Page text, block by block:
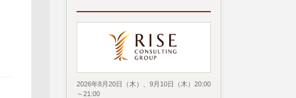
2026年8月20日（木）、9月10日（木）20:00
～21:00